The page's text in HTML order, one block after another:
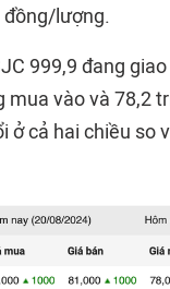
đồng/lượng.
999,9 đang
mua vào và 78,2
ở cả hai chiều so